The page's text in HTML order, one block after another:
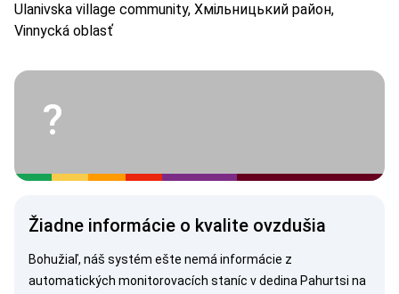
Ulanivska village community, Хмільницький район,
Vinnycká oblasť
?
Žiadne informácie o kvalite ovzdušia
Bohužiaľ, náš systém ešte nemá informácie z
automatických monitorovacích staníc v dedina Pahurtsi na